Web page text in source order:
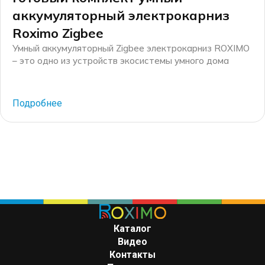
аккумуляторный электрокарниз
Roximo Zigbee
Умный аккумуляторный Zigbee электрокарниз ROXIMO
– это одно из устройств экосистемы умного дома
этот карниз для Вас! Он может работать без
проводов и без розетки. Компания Roximo –
российский бренд электронных устройств для умного
Подробнее
Каталог
Видео
Контакты